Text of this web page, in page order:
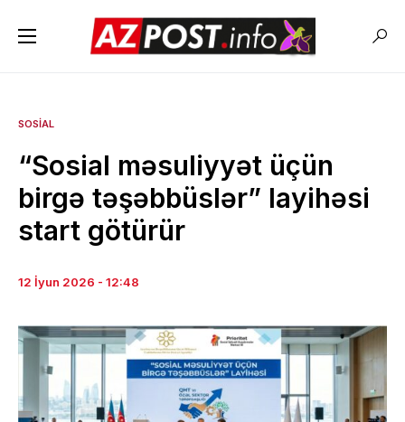
SOSIAL
“Sosial məsuliyyət üçün
birgə təşəbbüslər” layihəsi
start götürür
12 İyun 2026 - 12:48